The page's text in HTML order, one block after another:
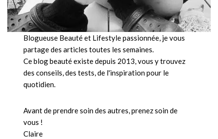
Blogueuse Beauté et Lifestyle passionnée, je vous
partage des articles toutes les semaines.
Ce blog beauté existe depuis 2013, vous y trouvez
des conseils, des tests, de l'inspiration pour le
quotidien.
Avant de prendre soin des autres, prenez soin de
vous !
Claire